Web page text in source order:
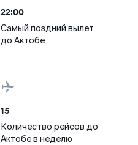
22:00
Самый поздний вылет
до Актобе
15
Количество рейсов до
Актобе в неделю